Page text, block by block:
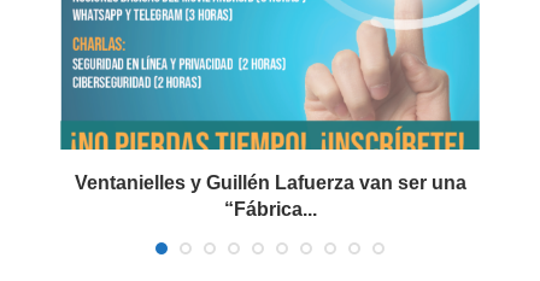
Ventanielles y Guillén Lafuerza van ser una
“Fábrica...